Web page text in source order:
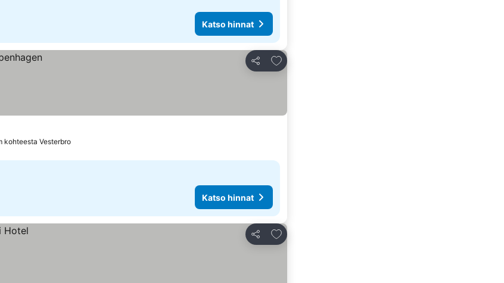
Katso hinnat
Jaa
Lisää suosikkeihin
kohteesta Vesterbro
Katso hinnat
Jaa
Lisää suosikkeihin